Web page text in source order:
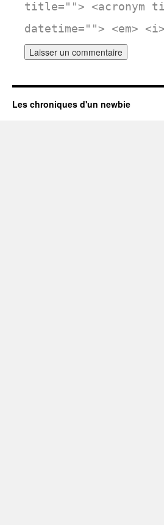
title=""> <acronym
datetime=""> <em>
Les chroniques d'un newbie